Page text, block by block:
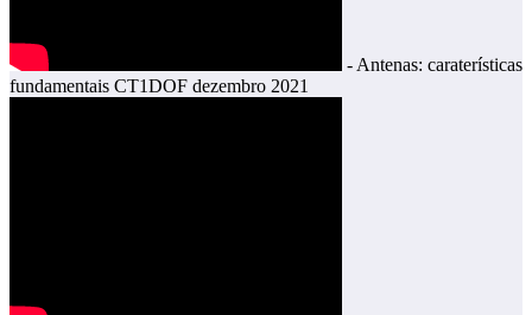
- Antenas: caraterísticas
fundamentais CT1DOF dezembro 2021